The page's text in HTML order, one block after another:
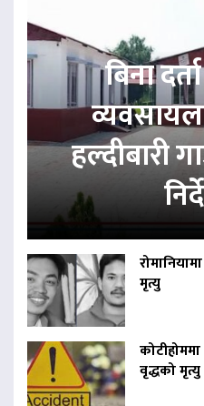
बिना
हल्दीबारी
मृत्यु
वृद्धको मृत्यु